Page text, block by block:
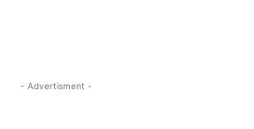
- Advertisment -